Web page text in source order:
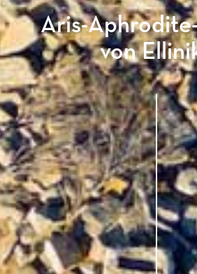
Aris-
von